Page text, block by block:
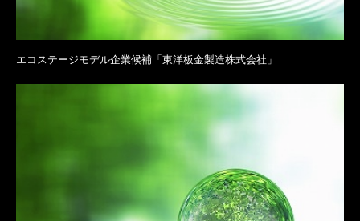
エコステージモデル企業候補「東洋板金製造株式会社」